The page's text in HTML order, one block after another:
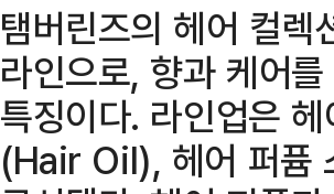
탬버린즈의 헤어 컬렉
라인으로, 향과 케어
특징이다. 라인업은
(Hair Oil), 헤어 퍼